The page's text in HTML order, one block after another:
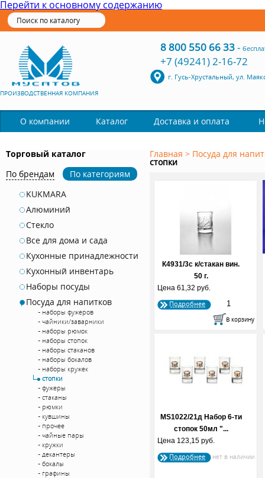
Перейти к основному содержанию
ПРОИЗВОДСТВЕННАЯ КОМПАНИЯ
8 800 550 66 33-
+7 (49241) 2-16-72
г. Гусь-Хрустальный, ул.
О компании Каталог Доставка и оплата
Торговый каталог
По брендам
По категориям
KUKMARA
Алюминий
Стекло
Все для дома и сада
Кухонные принадлежности
Кухонный инвентарь
Наборы посуды
Посуда для напитков
наборы фужеров
чайники/заварники
наборы рюмок
наборы стопок
наборы стаканов
наборы бокалов
наборы кружек
стопки
фужеры
стаканы
рюмки
кувшины
прочее
чайные пары
кружки
декантеры
бокалы
графины
Главная > Посуда для
стопки
К4931/3с к/стакан вин.
50 г.
Цена 61,32 руб.
Подробнее
MS1022/21д Набор 6-ти
стопок 50мл "...
Цена 123,15 руб.
Подробнее